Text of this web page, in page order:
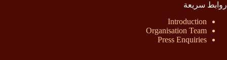
روابط سريعة
Introduction
Organisation Team
Press Enquiries